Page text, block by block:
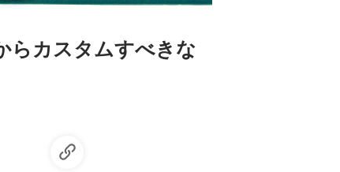
らカスタムすべきな